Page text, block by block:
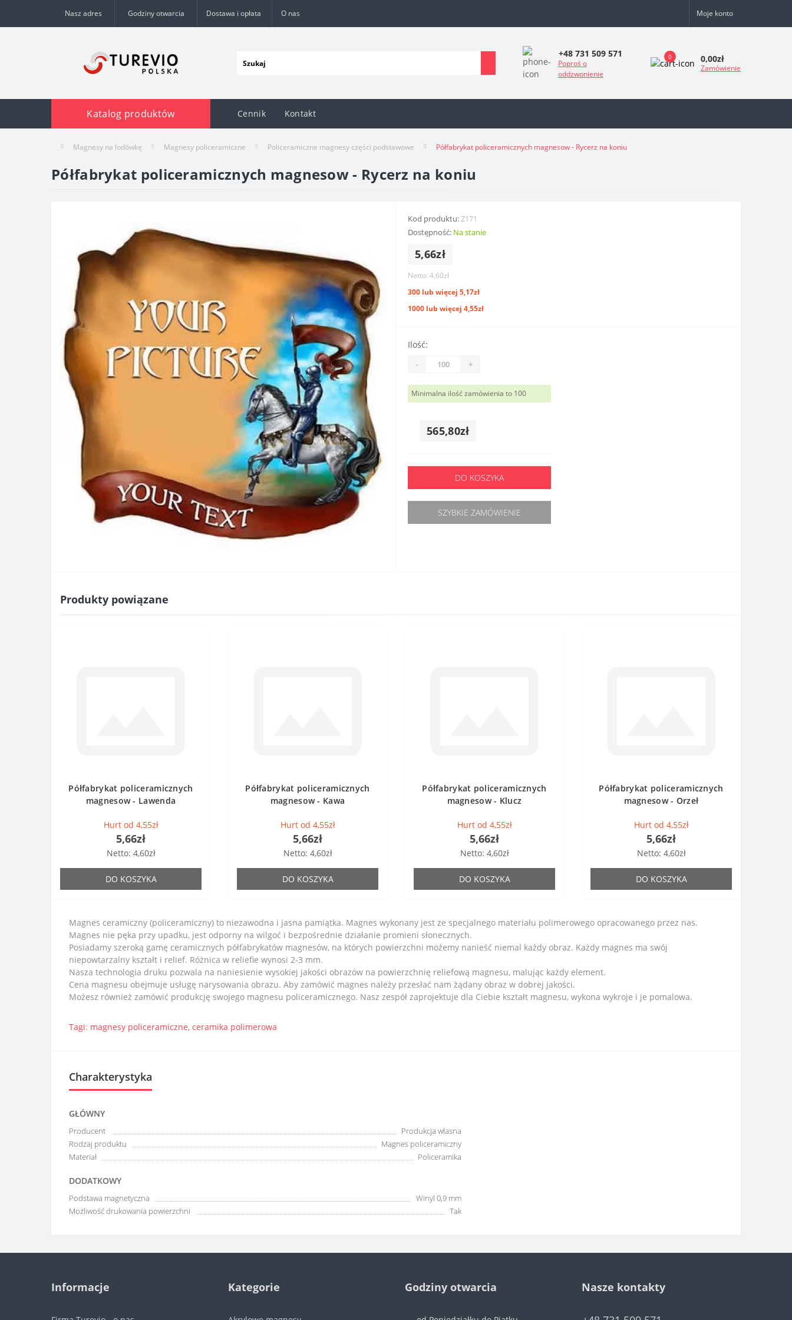
Nasz adres Godziny otwarcia Dostawa i opłata O nas Moje konto
+48 731 509 571
Poproś o
oddzwonienie
0 0,00zł
Zamówienie
Katalog produktów Cennik Kontakt
Magnesy na lodówkę Magnesy policeramiczne Policeramiczne magnesy części podstawowe Półfabrykat policeramicznych magnesow - Rycerz na koniu
Półfabrykat policeramicznych magnesow - Rycerz na koniu
Kod produktu:Z171
Dostępność: Na stanie
5,66zł
Netto: 4,60zł
300 lub więcej 5,17zł
1000 lub więcej 4,55zł
Ilość:
- +
Minimalna ilość zamówienia to 100
565,80zł
DO KOSZYKA
SZYBKIE ZAMÓWIENIE
Produkty powiązane
Półfabrykat policeramicznych
magnesow - Lawenda
Hurt od 4,55zł
5,66zł
Netto: 4,60zł
DO KOSZYKA
Półfabrykat policeramicznych
magnesow - Kawa
Hurt od 4,55zł
5,66zł
Netto: 4,60zł
DO KOSZYKA
Półfabrykat policeramicznych
magnesow - Klucz
Hurt od 4,55zł
5,66zł
Netto: 4,60zł
DO KOSZYKA
Półfabrykat policeramicznych
magnesow - Orzeł
Hurt od 4,55zł
5,66zł
Netto: 4,60zł
DO KOSZYKA
Magnes ceramiczny (policeramiczny) to niezawodna i jasna pamiątka. Magnes wykonany jest ze specjalnego materiału polimerowego opracowanego przez nas.
Magnes nie pęka przy upadku, jest odporny na wilgoć i bezpośrednie działanie promieni słonecznych.
Posiadamy szeroką gamę ceramicznych półfabrykatów magnesów, na których powierzchni możemy nanieść niemal każdy obraz. Każdy magnes ma swój
niepowtarzalny kształt i relief. Różnica w reliefie wynosi 2-3 mm.
Nasza technologia druku pozwala na naniesienie wysokiej jakości obrazów na powierzchnię reliefową magnesu, malując każdy element.
Cena magnesu obejmuje usługę narysowania obrazu. Aby zamówić magnes należy przesłać nam żądany obraz w dobrej jakości.
Możesz również zamówić produkcję swojego magnesu policeramicznego. Nasz zespół zaprojektuje dla Ciebie kształt magnesu, wykona wykroje i je pomalowa.
Tagi: magnesy policeramiczne, ceramika polimerowa
Charakterystyka
GŁÓWNY
Producent
Produkcja własna
Rodzaj produktu
Magnes policeramiczny
Materiał
Policeramika
DODATKOWY
Podstawa magnetyczna
Winyl 0,9 mm
Możliwość drukowania powierzchni
Tak
Informacje Kategorie Godziny otwarcia Nasze kontakty